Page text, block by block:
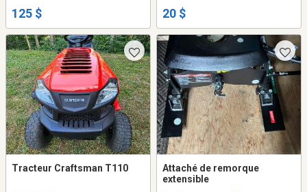
125 $ 20 $
Tracteur Craftsman T110
Attaché de remorque
extensible